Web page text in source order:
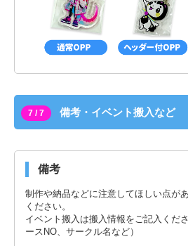
7 / 7 備考・イベント搬入など
備考
制作や納品などに注意してほしい点が
ください。
イベント搬入は搬入情報をご記入くだ
ースNO、サークル名など）